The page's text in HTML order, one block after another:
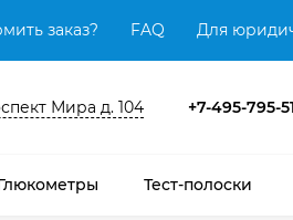
заказ? FAQ Для
Мира д. 104 +7-495-795-
Тест-полоски